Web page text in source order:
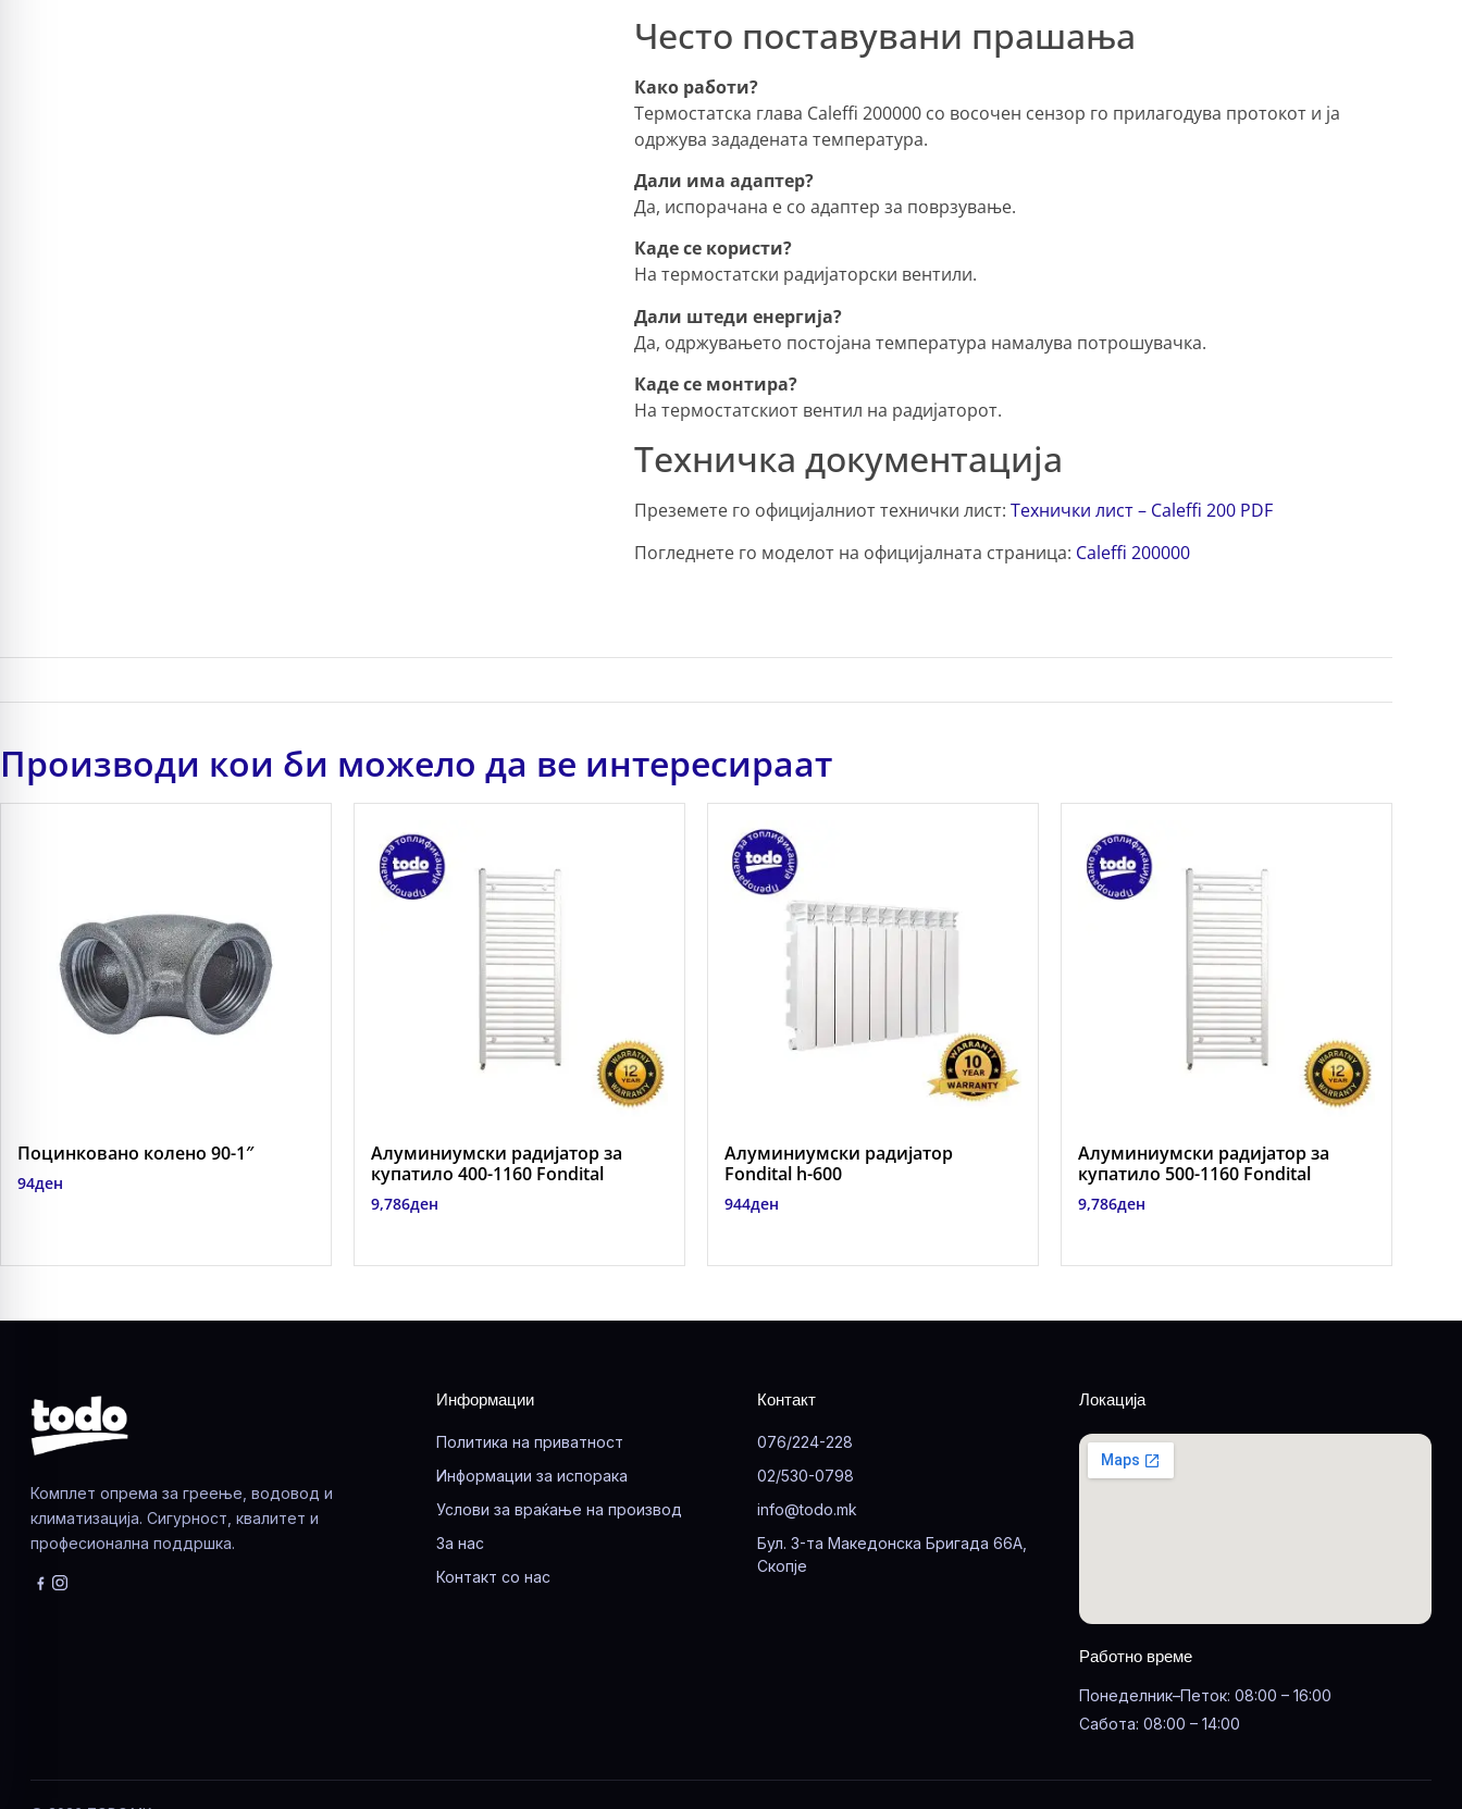
Често поставувани прашања
Како работи?
Термостатска глава Caleffi 200000 со восочен сензор го прилагодува протокот и ја
одржува зададената температура.
Дали има адаптер?
Да, испорачана е со адаптер за поврзување.
Каде се користи?
На термостатски радијаторски вентили.
Дали штеди енергија?
Да, одржувањето постојана температура намалува потрошувачка.
Каде се монтира?
На термостатскиот вентил на радијаторот.
Техничка документација
Преземете го официјалниот технички лист: Технички лист – Caleffi 200 PDF
Погледнете го моделот на официјалната страница: Caleffi 200000
Производи кои би можело да ве интересираат
Поцинковано колено 90-1″
94ден
Алуминиумски радијатор за
купатило 400-1160 Fondital
9,786ден
Алуминиумски радиjатор
Fondital h-600
944ден
Алуминиумски радијатор за
купатило 500-1160 Fondital
9,786ден
Комплет опрема за греење, водовод и
климатизација. Сигурност, квалитет и
професионална поддршка.
Информации
Политика на приватност
Информации за испорака
Услови за враќање на производ
За нас
Контакт со нас
Контакт
076/224-228
02/530-0798
info@todo.mk
Бул. 3-та Македонска Бригада 66А,
Скопје
Локација
Работно време
Понеделник–Петок: 08:00 – 16:00
Сабота: 08:00 – 14:00